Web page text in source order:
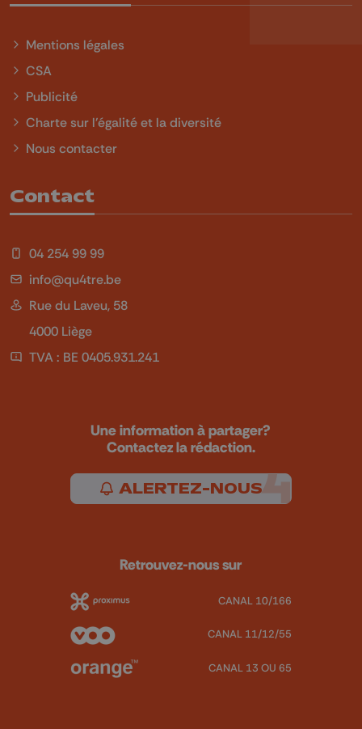
Mentions légales
CSA
Publicité
Charte sur l'égalité et la diversité
Nous contacter
Contact
04 254 99 99
info@qu4tre.be
Rue du Laveu, 58
4000 Liège
TVA : BE 0405.931.241
Une information à partager?
Contactez la rédaction.
ALERTEZ-NOUS
Retrouvez-nous sur
CANAL 10/166
CANAL 11/12/55
CANAL 13 OU 65